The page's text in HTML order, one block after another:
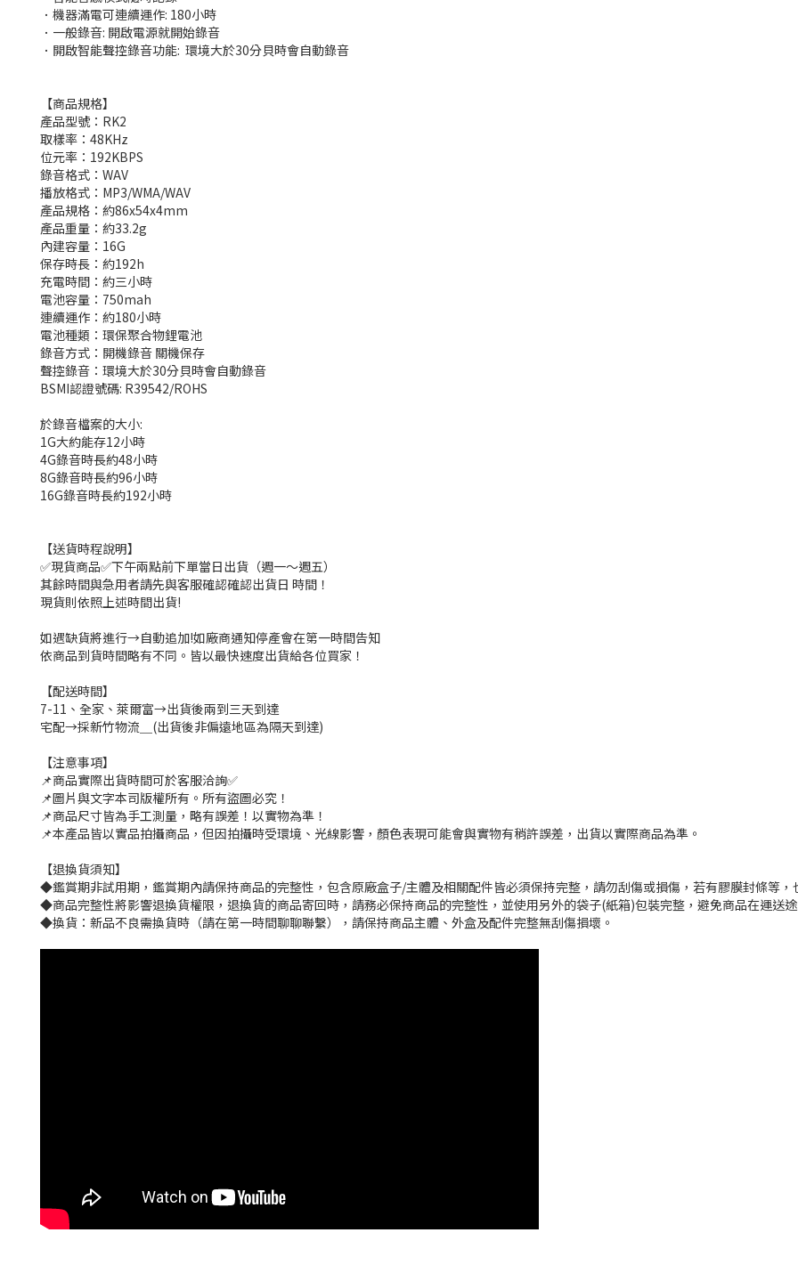
．機器滿電可連續運作: 180小時
．一般錄音: 開啟電源就開始錄音
．開啟智能聲控錄音功能: 環境大於30分貝時會自動錄音
【商品規格】
產品型號：RK2
取樣率：48KHz
位元率：192KBPS
錄音格式：WAV
播放格式：MP3/WMA/WAV
產品規格：約86x54x4mm
產品重量：約33.2g
內建容量：16G
保存時長：約192h
充電時間：約三小時
電池容量：750mah
連續運作：約180小時
電池種類：環保聚合物鋰電池
錄音方式：開機錄音 關機保存
聲控錄音：環境大於30分貝時會自動錄音
BSMI認證號碼: R39542/ROHS
於錄音檔案的大小:
1G大約能存12小時
4G錄音時長約48小時
8G錄音時長約96小時
16G錄音時長約192小時
【送貨時程說明】
✅現貨商品✅下午兩點前下單當日出貨（週一～週五）
其餘時間與急用者請先與客服確認確認出貨日 時間！
現貨則依照上述時間出貨!
如遇缺貨將進行→自動追加!如廠商通知停產會在第一時間告知
依商品到貨時間略有不同。皆以最快速度出貨給各位買家！
【配送時間】
7-11、全家、萊爾富→出貨後兩到三天到達
宅配→採新竹物流＿(出貨後非偏遠地區為隔天到達)
【注意事項】
📌商品實際出貨時間可於客服洽詢✅
📌圖片與文字本司版權所有。所有盜圖必究！
📌商品尺寸皆為手工測量，略有誤差！以實物為準！
📌本產品皆以實品拍攝商品，但因拍攝時受環境、光線影響，顏色表現可能會與實物有稍許誤差，出貨以實際商品為準。
【退換貨須知】
◆鑑賞期非試用期，鑑賞期內請保持商品的完整性，包含原廠盒子/主體及相關配件皆必須保持完整，請勿刮傷或損傷，若有膠膜封條等
◆商品完整性將影響退換貨權限，退換貨的商品寄回時，請務必保持商品的完整性，並使用另外的袋子(紙箱)包裝完整，避免商品在運送
◆換貨：新品不良需換貨時（請在第一時間聊聊聯繫），請保持商品主體、外盒及配件完整無刮傷損壞。